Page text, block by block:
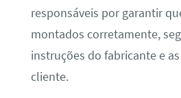
responsáveis por garantir
montados corretamente,
instruções do fabricante e
cliente.